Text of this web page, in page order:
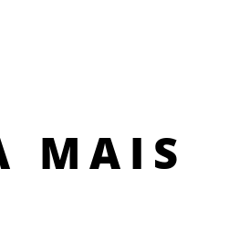
MAIS